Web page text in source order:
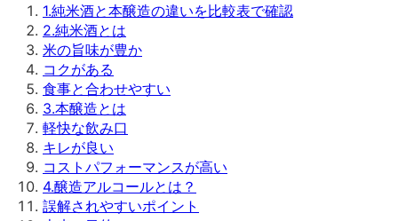
1.純米酒と本醸造の違いを比較表で確認
2.純米酒とは
米の旨味が豊か
コクがある
食事と合わせやすい
3.本醸造とは
軽快な飲み口
キレが良い
コストパフォーマンスが高い
4.醸造アルコールとは？
誤解されやすいポイント